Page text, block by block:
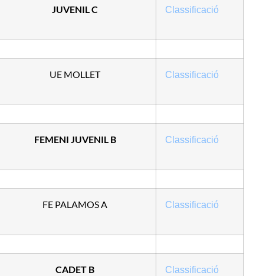
JUVENIL C Classificació
UE MOLLET Classificació
FEMENI JUVENIL B Classificació
FE PALAMOS A Classificació
CADET B Classificació